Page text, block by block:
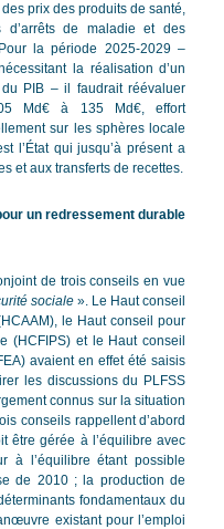
prix des produits de santé,
d’arrêts de maladie et des
la période 2025-2029 –
la réalisation d’un
PIB – il faudrait réévaluer
Md€ à 135 Md€, effort
sur les sphères locale
l’État qui jusqu’à présent a
et aux transferts de recettes.
un redressement durable
de trois conseils en vue
sociale ». Le Haut conseil
le Haut conseil pour
(HCFIPS) et le Haut conseil
avaient en effet été saisis
les discussions du PLFSS
connus sur la situation
conseils rappellent d’abord
être gérée à l’équilibre avec
à l’équilibre étant possible
de 2010 ; la production de
fondamentaux du
existant pour l’emploi